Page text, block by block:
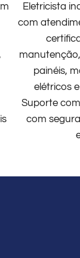
Eletricista
com
painéis,
elétricos
Suporte
com